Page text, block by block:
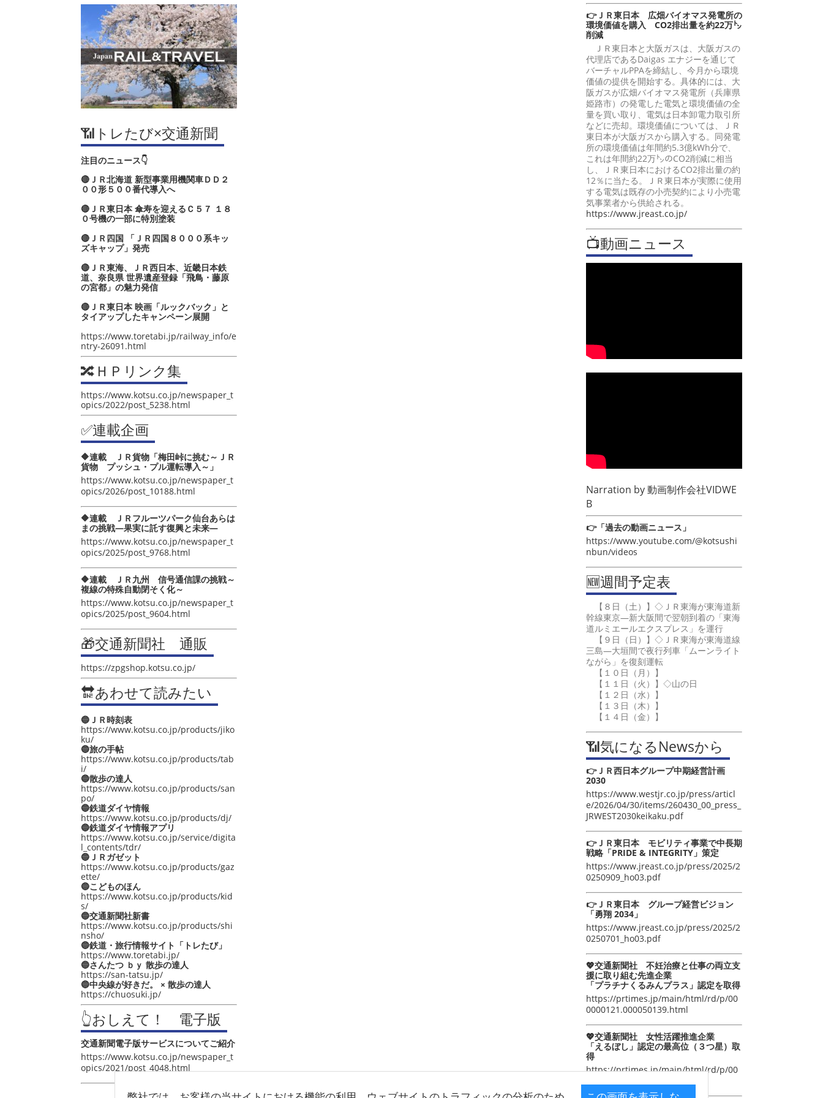
📶トレたび×交通新聞
注目のニュース👇
🔴ＪＲ北海道 新型事業用機関車ＤＤ２
００形５００番代導入へ
🔴ＪＲ東日本 傘寿を迎えるＣ５７ １８
０号機の一部に特別塗装
🔴ＪＲ四国 「ＪＲ四国８０００系キッ
ズキャップ」発売
🔴ＪＲ東海、ＪＲ西日本、近畿日本鉄
道、奈良県 世界遺産登録「飛鳥・藤原
の宮都」の魅力発信
🔴ＪＲ東日本 映画「ルックバック」と
タイアップしたキャンペーン展開
https://www.toretabi.jp/railway_info/e
ntry-26091.html
🔀ＨＰリンク集
https://www.kotsu.co.jp/newspaper_t
opics/2022/post_5238.html
✅連載企画
🔶連載 ＪＲ貨物「梅田峠に挑む～ＪＲ
貨物 プッシュ・プル運転導入～」
https://www.kotsu.co.jp/newspaper_t
opics/2026/post_10188.html
🔶連載 ＪＲフルーツパーク仙台あらは
まの挑戦―果実に託す復興と未来―
https://www.kotsu.co.jp/newspaper_t
opics/2025/post_9768.html
🔶連載 ＪＲ九州 信号通信課の挑戦～
複線の特殊自動閉そく化～
https://www.kotsu.co.jp/newspaper_t
opics/2025/post_9604.html
🎁交通新聞社 通販
https://zpgshop.kotsu.co.jp/
🔛あわせて読みたい
🔵ＪＲ時刻表
https://www.kotsu.co.jp/products/jiko
ku/
🔵旅の手帖
https://www.kotsu.co.jp/products/tab
i/
🔵散歩の達人
https://www.kotsu.co.jp/products/san
po/
🔵鉄道ダイヤ情報
https://www.kotsu.co.jp/products/dj/
🔵鉄道ダイヤ情報アプリ
https://www.kotsu.co.jp/service/digita
l_contents/tdr/
🔵ＪＲガゼット
https://www.kotsu.co.jp/products/gaz
ette/
🔵こどものほん
https://www.kotsu.co.jp/products/kid
s/
🔵交通新聞社新書
https://www.kotsu.co.jp/products/shi
nsho/
🔵鉄道・旅行情報サイト「トレたび」
https://www.toretabi.jp/
🔵さんたつ ｂｙ 散歩の達人
https://san-tatsu.jp/
🔵中央線が好きだ。 × 散歩の達人
https://chuosuki.jp/
👆おしえて！ 電子版
交通新聞電子版サービスについてご紹介
https://www.kotsu.co.jp/newspaper_t
opics/2021/post_4048.html
👉ＪＲ東日本 広畑バイオマス発電所の
環境価値を購入 CO2排出量を約22万㌧
削減
ＪＲ東日本と大阪ガスは、大阪ガスの
代理店であるDaigas エナジーを通じて
バーチャルPPAを締結し、今月から環境
価値の提供を開始する。具体的には、大
阪ガスが広畑バイオマス発電所（兵庫県
姫路市）の発電した電気と環境価値の全
量を買い取り、電気は日本卸電力取引所
などに売却。環境価値については、ＪＲ
東日本が大阪ガスから購入する。同発電
所の環境価値は年間約5.3億kWh分で、
これは年間約22万㌧のCO2削減に相当
し、ＪＲ東日本におけるCO2排出量の約
12％に当たる。ＪＲ東日本が実際に使用
する電気は既存の小売契約により小売電
気事業者から供給される。
https://www.jreast.co.jp/
📺動画ニュース
Narration by動画制作会社VIDWE
B
👉「過去の動画ニュース」
https://www.youtube.com/@kotsushi
nbun/videos
🆕週間予定表
【８日（土）】◇ＪＲ東海が東海道新
幹線東京―新大阪間で翌朝到着の「東海
道ルミエールエクスプレス」を運行
【９日（日）】◇ＪＲ東海が東海道線
三島―大垣間で夜行列車「ムーンライト
ながら」を復刻運転
【１０日（月）】
【１１日（火）】◇山の日
【１２日（水）】
【１３日（木）】
【１４日（金）】
📶気になるNewsから
👉ＪＲ西日本グループ中期経営計画
2030
https://www.westjr.co.jp/press/articl
e/2026/04/30/items/260430_00_press_
JRWEST2030keikaku.pdf
👉ＪＲ東日本 モビリティ事業で中長期
戦略「PRIDE & INTEGRITY」策定
https://www.jreast.co.jp/press/2025/2
0250909_ho03.pdf
👉ＪＲ東日本 グループ経営ビジョン
「勇翔 2034」
https://www.jreast.co.jp/press/2025/2
0250701_ho03.pdf
💖交通新聞社 不妊治療と仕事の両立支
援に取り組む先進企業
「プラチナくるみんプラス」認定を取得
https://prtimes.jp/main/html/rd/p/00
0000121.000050139.html
💖交通新聞社 女性活躍推進企業
「えるぼし」認定の最高位（３つ星）取
得
https://prtimes.jp/main/html/rd/p/00